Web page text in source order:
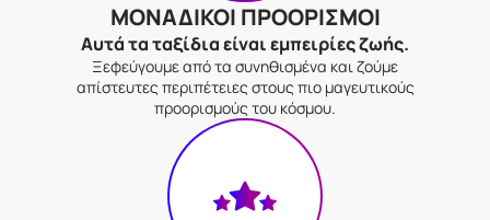
ΜΟΝΑΔΙΚΟΙ ΠΡΟΟΡΙΣΜΟΙ
Αυτά τα ταξίδια είναι εμπειρίες ζωής.
Ξεφεύγουμε από τα συνηθισμένα και ζούμε
απίστευτες περιπέτειες στους πιο μαγευτικούς
προορισμούς του κόσμου.